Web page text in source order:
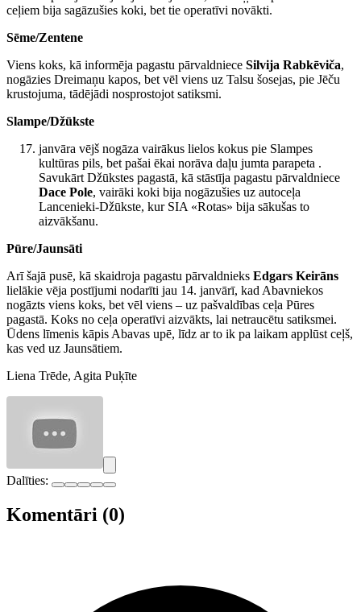
ceļiem bija sagāzušies koki, bet tie operatīvi novākti.
Sēme/Zentene
Viens koks, kā informēja pagastu pārvaldniece Silvija Rabkēviča,
nogāzies Dreimaņu kapos, bet vēl viens uz Talsu šosejas, pie Jēču
krustojuma, tādējādi nosprostojot satiksmi.
Slampe/Džūkste
janvāra vējš nogāza vairākus lielos kokus pie Slampes
kultūras pils, bet pašai ēkai norāva daļu jumta parapeta .
Savukārt Džūkstes pagastā, kā stāstīja pagastu pārvaldniece
Dace Pole, vairāki koki bija nogāzušies uz autoceļa
Lancenieki-Džūkste, kur SIA «Rotas» bija sākušas to
aizvākšanu.
Pūre/Jaunsāti
Arī šajā pusē, kā skaidroja pagastu pārvaldnieks Edgars Keirāns
lielākie vēja postījumi nodarīti jau 14. janvārī, kad Abavniekos
nogāzts viens koks, bet vēl viens – uz pašvaldības ceļa Pūres
pagastā. Koks no ceļa operatīvi aizvākts, lai netraucētu satiksmei.
Ūdens līmenis kāpis Abavas upē, līdz ar to ik pa laikam applūst ceļš,
kas ved uz Jaunsātiem.
Liena Trēde, Agita Puķīte
Dalīties:
Komentāri (0)